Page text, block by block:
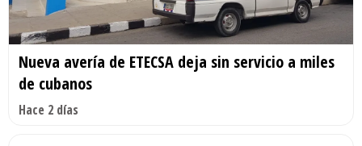
Nueva avería de ETECSA deja sin servicio a miles
de cubanos
Hace 2 días